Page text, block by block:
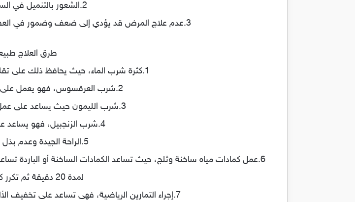
2.الشعور بالتنميل في الساق والقدم.
3.عدم علاج المرض قد يؤدي إلى ضعف وضمور في العضلات التي تغذيها تفرعات العصب الوركي.
طرق العلاج
1.كثرة شرب الماء، حيث يحافظ ذلك على تقليل الالتهاب، وترطيب الجسم.
2.شرب العرقسوس، فهو يعمل على تخفيف الألم والتورم.
3.شرب الليمون حيث يساعد على عمل توزان الجهاز العصبى.
4.شرب الزنجبيل، فهو يساعد على تخفيف الألم.
5.الراحة الجيدة وعدم بذل مجهود كبير.
6.عمل كمادات مياه ساخنة وثلج، حيث تساعد الكمادات الساخنة أو الباردة
لمدة 20 دقيقة ثم تكرر كل ساعتين
7.إجراء التمارين الرياضية، فهى تساعد على تخفيف الألم، وذلك مثل رياضة المشى والسباحة.